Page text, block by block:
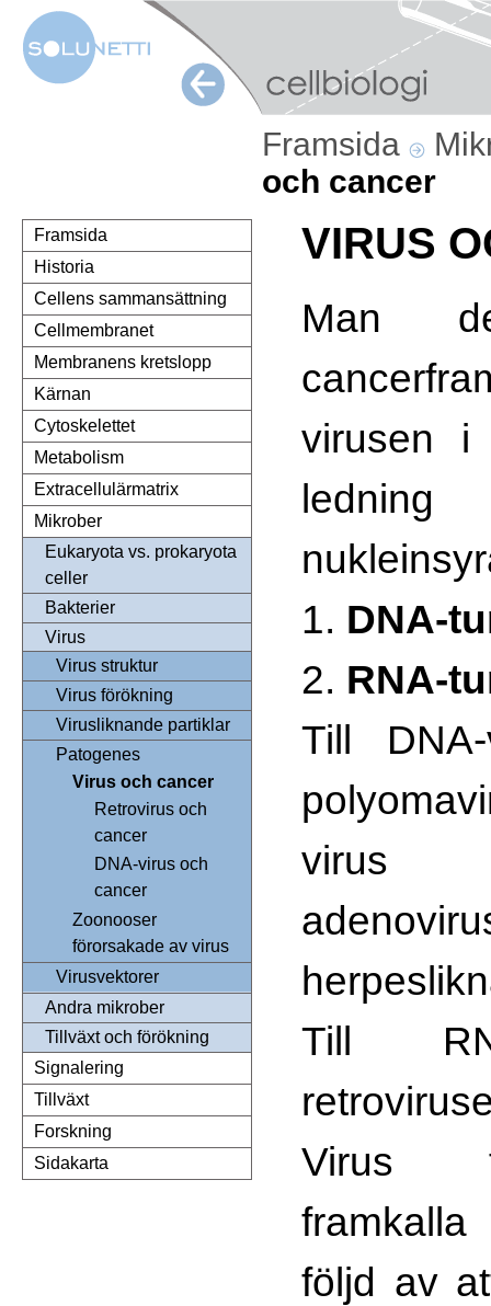
Framsida
och cancer
Framsida
Historia
Cellens sammansättning
Cellmembranet
Membranens kretslopp
Kärnan
Cytoskelettet
Metabolism
Extracellulärmatrix
Mikrober
Eukaryota vs. prokaryota
celler
Bakterier
Virus
Virus struktur
Virus förökning
Virusliknande partiklar
Patogenes
Virus och cancer
Retrovirus och
cancer
DNA-virus och
cancer
Zoonooser
förorsakade av virus
Virusvektorer
Andra mikrober
Tillväxt och förökning
Signalering
Tillväxt
Forskning
Sidakarta
VIRUS
Man
virusen i
1. DNA-
2. RNA-
Till
virus
Till
Virus
följd av